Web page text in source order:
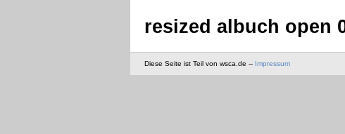
resized albuch open
Diese Seite ist Teil von wsca.de -- Impressum